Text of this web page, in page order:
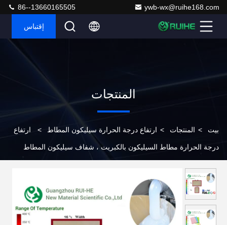
ywb-wx@ruihe168.com
86--13660165505
إقتباس
المنتجات
بيت > المنتجات > ارتفاع درجة الحرارة سيليكون المطاط > ارتفاع
درجة الحرارة مطاط السيليكون بالكبريت ، شفاف سيليكون المطاط